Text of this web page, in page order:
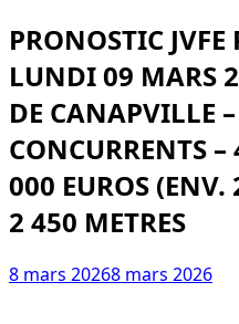
PRONOSTIC
LUNDI 09 MARS
DE CANAPVILLE
CONCURRENTS
000 EUROS (ENV.
2 450 METRES
8 mars 20268 mars 2026